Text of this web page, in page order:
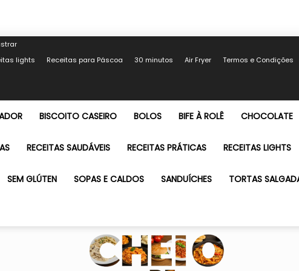
lights Receitas para Páscoa 30 minutos Air Fryer
Termos e Condições
BISCOITO CASEIRO BOLOS BIFE À ROLÊ CHOCOLATE
RECEITAS SAUDÁVEIS RECEITAS PRÁTICAS RECEITAS LIGHTS
SEM GLÚTEN SOPAS E CALDOS SANDUÍCHES TORTAS